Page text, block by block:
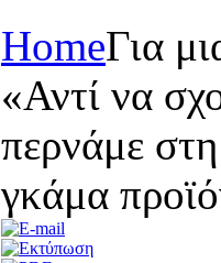
HomeΓια
«Αντί να
περνάμε
γκάμα